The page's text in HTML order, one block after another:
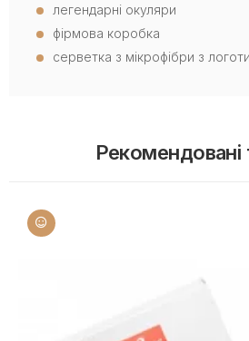
легендарні окуляри
фірмова коробка
серветка з мікрофібри з
Рекомендовані